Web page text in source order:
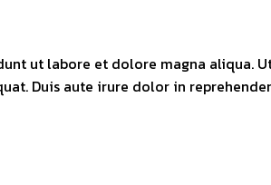
ut labore et dolore magna aliqua.
Duis aute irure dolor in